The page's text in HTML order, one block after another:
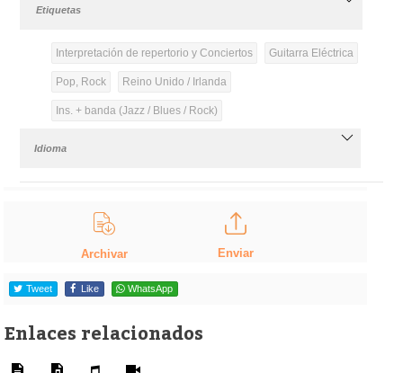
Etiquetas
Interpretación de repertorio y Conciertos Guitarra Eléctrica
Pop, Rock Reino Unido / Irlanda
Ins. + banda (Jazz / Blues / Rock)
Idioma
Archivar Enviar
Tweet Like WhatsApp
Enlaces relacionados